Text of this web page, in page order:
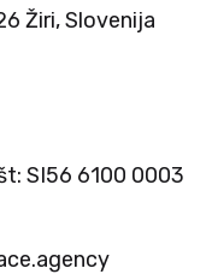
Žiri, Slovenija
SI56 6100 0003